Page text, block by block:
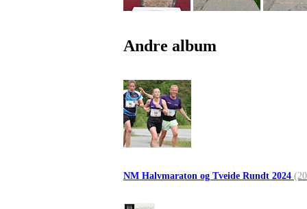
Andre album
NM Halvmaraton og Tveide Rundt 2024